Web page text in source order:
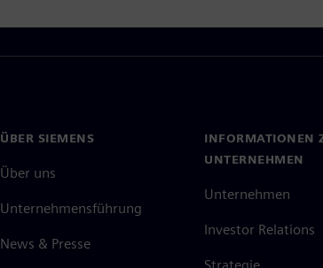
ÜBER SIEMENS
Über uns
Unternehmensführung
News & Presse
INFORMATIONEN
UNTERNEHMEN
Unternehmen
Investor Relations